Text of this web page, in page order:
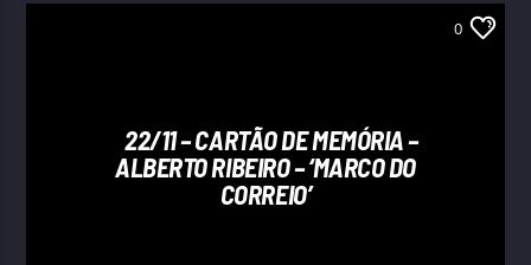
0
22/11 – CARTÃO DE MEMÓRIA –
ALBERTO RIBEIRO – ‘MARCO DO
CORREIO’